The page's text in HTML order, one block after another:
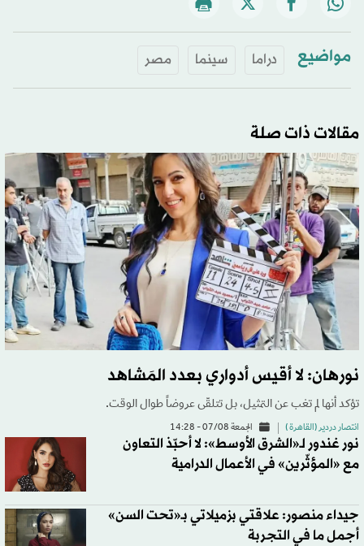
مواضيع دراما سينما مصر
مقالات ذات صلة
نورهان: لا أقيس أدواري بعدد المَشاهد
تؤكد أنها لم تغب عن التمثيل، بل تتلقّى عروضاً طوال الوقت.
انتصار دردير (القاهرة ) الجمعة 07/08 - 14:28
نور غندور لـ«الشرق الأوسط»: لا أحبّذ التعاون
مع «المؤثّرين» في الأعمال الدرامية
جيداء منصور: علاقتي بزميلاتي بـ«تحت السن»
أجمل ما في التجربة